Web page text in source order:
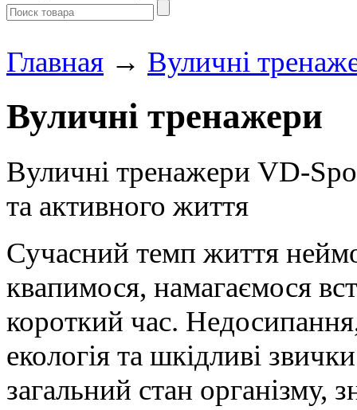
Главная → Вуличні
Вуличні тренажери
Вуличні тренажери VD-
та активного життя
Сучасний темп життя
квапимося, намагаємося
короткий час.
екологія та шкідливі
загальний стан організму,